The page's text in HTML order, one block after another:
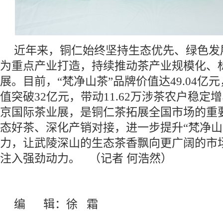
近年来，铜仁始终坚持生态优先、绿色
为重点产业打造，持续推动茶产业规模化、
展。目前，“梵净山茶”品牌价值达49.04亿
值突破32亿元，带动11.62万涉茶农户稳定
京国际茶业展，是铜仁茶拓展全国市场的重
态好茶、深化产销对接，进一步提升“梵净
力，让武陵深山的生态茶香飘向更广阔的市
注入强劲动力。 （记者 何浩然）
编 辑：徐 霜